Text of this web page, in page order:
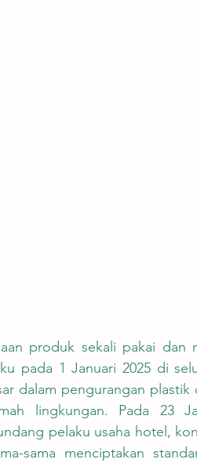
pada 1 Januari 2025 di
dalam pengurangan plastik
lingkungan. Pada 23
pelaku usaha hotel,
sama menciptakan